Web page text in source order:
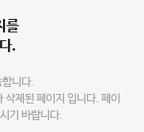
를
.
니다.
제된 페이지 입니다. 페이
기 바랍니다.